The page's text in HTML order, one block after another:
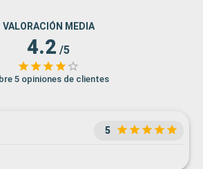
VALORACIÓN MEDIA
4.2 /5
5 opiniones de clientes
5